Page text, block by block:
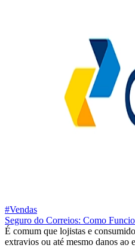
#Vendas
Seguro do Correios: Como
É comum que lojistas e
extravios ou até mesmo danos ao